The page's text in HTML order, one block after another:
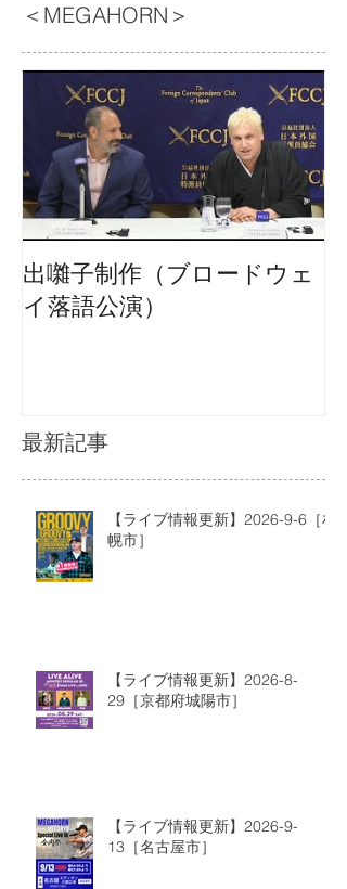
＜MEGAHORN＞
出囃子制作（ブロードウェ
イ落語公演）
最新記事
【ライブ情報更新】2026-9-6［札
幌市］
【ライブ情報更新】2026-8-
29［京都府城陽市］
【ライブ情報更新】2026-9-
13［名古屋市］